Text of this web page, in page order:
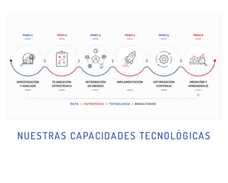
NUESTRAS CAPACIDADES TECNOLÓGICAS